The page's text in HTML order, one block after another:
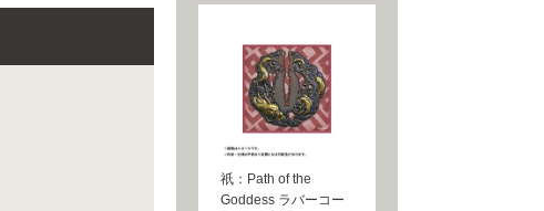
祇：Path of the
Goddess ラバーコー